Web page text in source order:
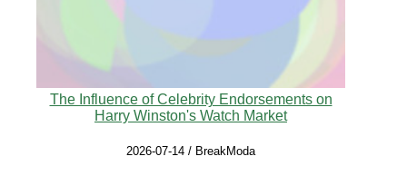
The Influence of Celebrity Endorsements on
Harry Winston's Watch Market
2026-07-14 / BreakModa